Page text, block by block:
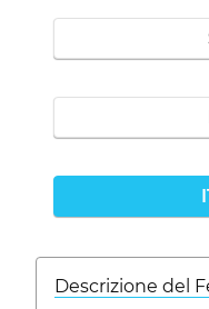
Descrizione del